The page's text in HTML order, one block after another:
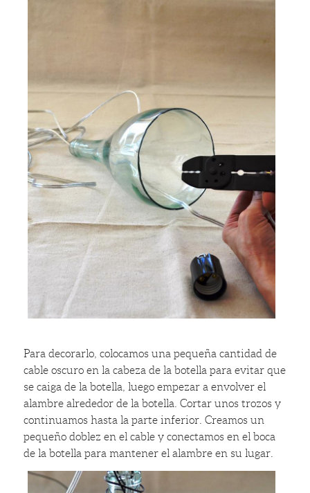
Para decorarlo, colocamos una pequeña cantidad de
cable oscuro en la cabeza de la botella para evitar que
se caiga de la botella, luego empezar a envolver el
alambre alrededor de la botella. Cortar unos trozos y
continuamos hasta la parte inferior. Creamos un
pequeño doblez en el cable y conectamos en el boca
de la botella para mantener el alambre en su lugar.